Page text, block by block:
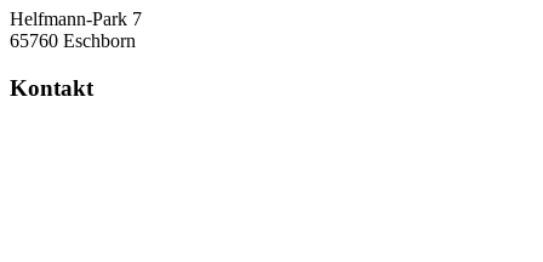
Helfmann-Park 7
65760 Eschborn
Kontakt